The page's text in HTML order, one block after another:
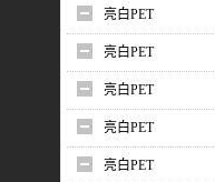
亮白PET
亮白PET
亮白PET
亮白PET
亮白PET